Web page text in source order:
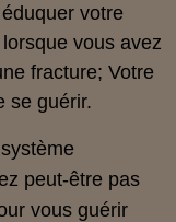
votre
vous avez
fracture; Votre
se guérir.
peut-être pas
vous guérir